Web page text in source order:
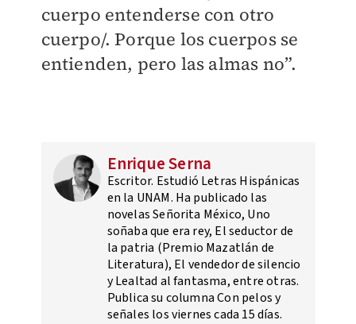
cuerpo entenderse con otro
cuerpo/. Porque los cuerpos se
entienden, pero las almas no”.
Enrique Serna
Escritor. Estudió Letras Hispánicas
en la UNAM. Ha publicado las
novelas Señorita México, Uno
soñaba que era rey, El seductor de
la patria (Premio Mazatlán de
Literatura), El vendedor de silencio
y Lealtad al fantasma, entre otras.
Publica su columna Con pelos y
señales los viernes cada 15 días.